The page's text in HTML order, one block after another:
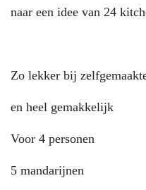
naar een idee van 24
Zo lekker bij
en heel gemakkelijk
Voor 4 personen
5 mandarijnen